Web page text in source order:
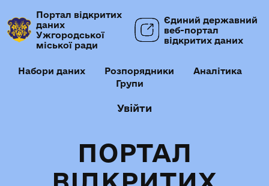
Портал відкритих
даних
Ужгородської
міської ради
Єдиний державний
веб-портал
відкритих даних
Набори даних Розпорядники
Аналітика
Групи
Увійти
ПОРТАЛ